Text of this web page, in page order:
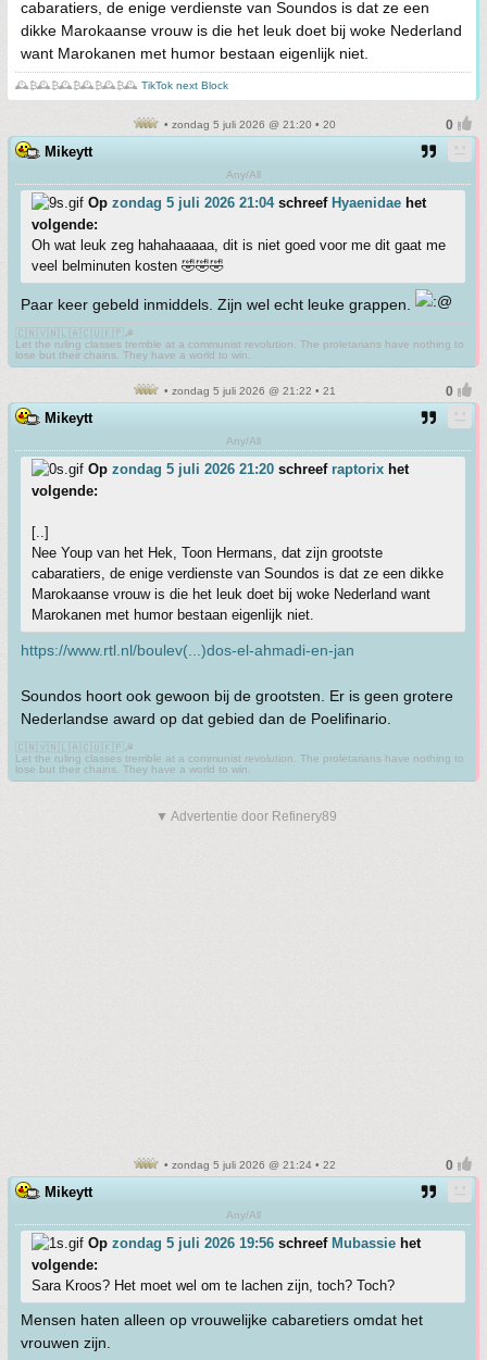
cabaratiers, de enige verdienste van Soundos is dat ze een
dikke Marokaanse vrouw is die het leuk doet bij woke Nederland
want Marokanen met humor bestaan eigenlijk niet.
🕰️₿🕰️₿🕰️₿🕰️₿🕰️₿🕰️ TikTok next Block
• zondag 5 juli 2026 @ 21:20 • 20
Mikeytt
Any/All
Op zondag 5 juli 2026 21:04schreef Hyaenidae het
volgende:
Oh wat leuk zeg hahahaaaaa, dit is niet goed voor me dit gaat me
veel belminuten kosten 🤣🤣🤣
Paar keer gebeld inmiddels. Zijn wel echt leuke grappen.
🇨🇳🇻🇳🇱🇦🇨🇺🇰🇵☭
Let the ruling classes tremble at a communist revolution. The proletarians have nothing to
lose but their chains. They have a world to win.
• zondag 5 juli 2026 @ 21:22 • 21
Mikeytt
Any/All
Op zondag 5 juli 2026 21:20 schreef raptorix het
volgende:
[..]
Nee Youp van het Hek, Toon Hermans, dat zijn grootste
cabaratiers, de enige verdienste van Soundos is dat ze een dikke
Marokaanse vrouw is die het leuk doet bij woke Nederland want
Marokanen met humor bestaan eigenlijk niet.
https://www.rtl.nl/boulev(...)dos-el-ahmadi-en-jan
Soundos hoort ook gewoon bij de grootsten. Er is geen grotere
Nederlandse award op dat gebied dan de Poelifinario.
🇨🇳🇻🇳🇱🇦🇨🇺🇰🇵☭
Let the ruling classes tremble at a communist revolution. The proletarians have nothing to
lose but their chains. They have a world to win.
▼ Advertentie door Refinery89
• zondag 5 juli 2026 @ 21:24 • 22
Mikeytt
Any/All
Op zondag 5 juli 2026 19:56 schreef Mubassie het
volgende:
Sara Kroos? Het moet wel om te lachen zijn, toch? Toch?
Mensen haten alleen op vrouwelijke cabaretiers omdat het
vrouwen zijn.